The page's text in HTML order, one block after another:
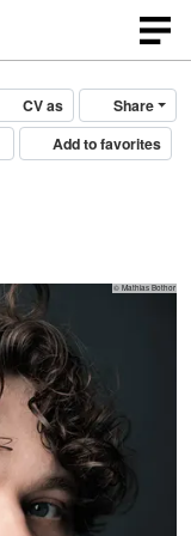
Share
CV as
Add to favorites
© Mathias Bothor